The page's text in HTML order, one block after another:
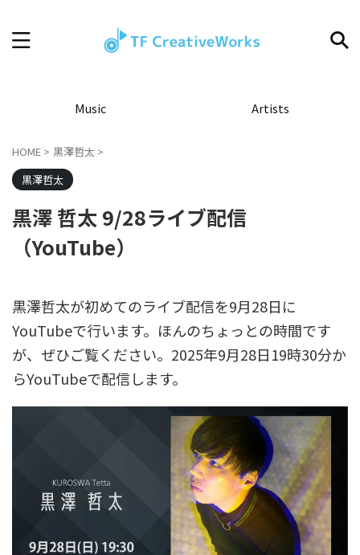
Music Artists
HOME > 黒澤哲太 >
黒澤哲太
黒澤 哲太 9/28ライブ配信
（YouTube）
黒澤哲太が初めてのライブ配信を9月28日に
YouTubeで行います。ほんのちょっとの時間です
が、ぜひご覧ください。2025年9月28日19時30分か
らYouTubeで配信します。